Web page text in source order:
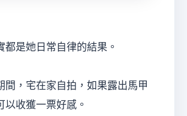
都是她日常自律的結果。
間，宅在家自拍，如果露出馬甲
以收獲一票好感。